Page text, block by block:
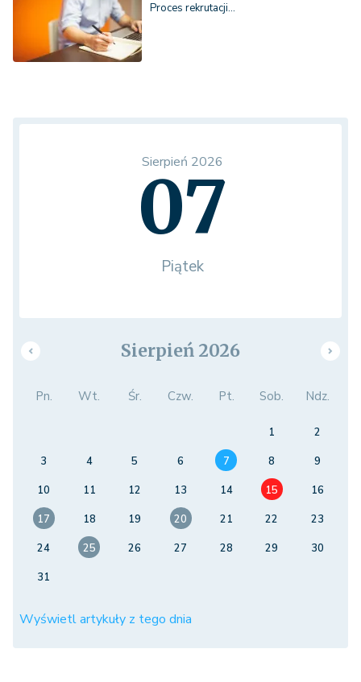
Proces rekrutacji…
Sierpień 2026
07
Piątek
Sierpień 2026
Pn. Wt. Śr. Czw. Pt. Sob. Ndz.
1
2
3
4 5 6 7 8
9
10
11 12 13 14 15
16
17
18 19 20 21 22
23
24
25 26 27 28 29
30
31
Wyświetl artykuły z tego dnia